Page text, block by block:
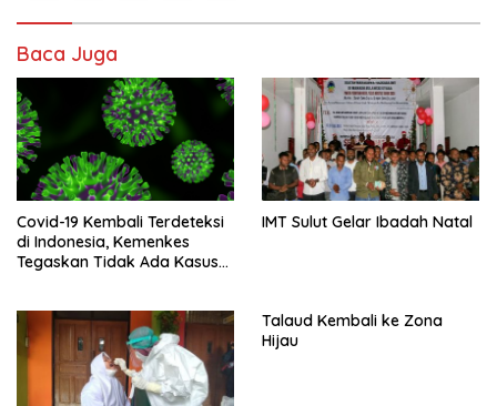
Baca Juga
Covid-19 Kembali Terdeteksi
di Indonesia, Kemenkes
Tegaskan Tidak Ada Kasus
IMT Sulut Gelar Ibadah Natal
Talaud Kembali ke Zona
Hijau